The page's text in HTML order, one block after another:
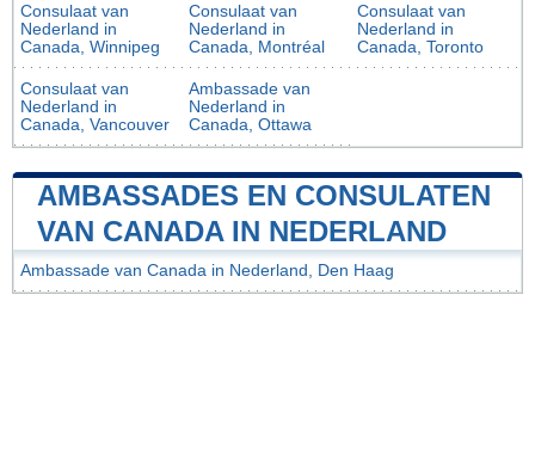
Consulaat van
Nederland in
Canada, Winnipeg
Consulaat van
Nederland in
Canada, Montréal
Consulaat van
Nederland in
Canada, Toronto
Consulaat van
Nederland in
Canada, Vancouver
Ambassade van
Nederland in
Canada, Ottawa
AMBASSADES EN CONSULATEN
VAN CANADA IN NEDERLAND
Ambassade van Canada in Nederland, Den Haag